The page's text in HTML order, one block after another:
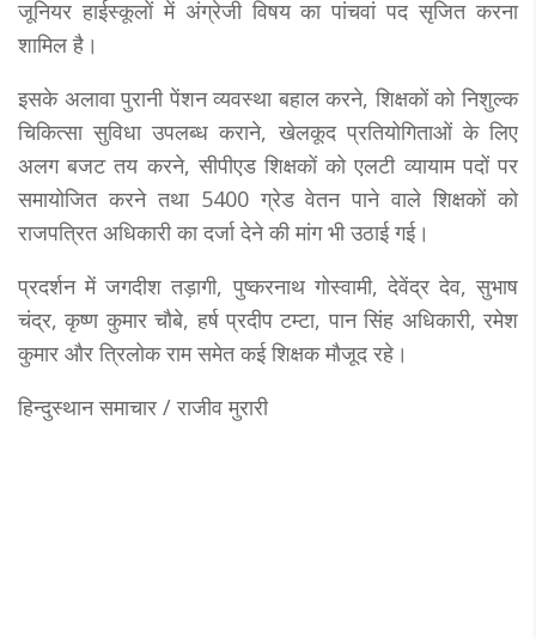
जूनियर हाईस्कूलों में अंग्रेजी विषय का पांचवां पद सृजित करना
शामिल है।
इसके अलावा पुरानी पेंशन व्यवस्था बहाल करने, शिक्षकों को निशुल्क
चिकित्सा सुविधा उपलब्ध कराने, खेलकूद प्रतियोगिताओं के लिए
अलग बजट तय करने, सीपीएड शिक्षकों को एलटी व्यायाम पदों पर
समायोजित करने तथा 5400 ग्रेड वेतन पाने वाले शिक्षकों को
राजपत्रित अधिकारी का दर्जा देने की मांग भी उठाई गई।
प्रदर्शन में जगदीश तड़ागी, पुष्करनाथ गोस्वामी, देवेंद्र देव, सुभाष
चंद्र, कृष्ण कुमार चौबे, हर्ष प्रदीप टम्टा, पान सिंह अधिकारी, रमेश
कुमार और त्रिलोक राम समेत कई शिक्षक मौजूद रहे।
हिन्दुस्थान समाचार / राजीव मुरारी